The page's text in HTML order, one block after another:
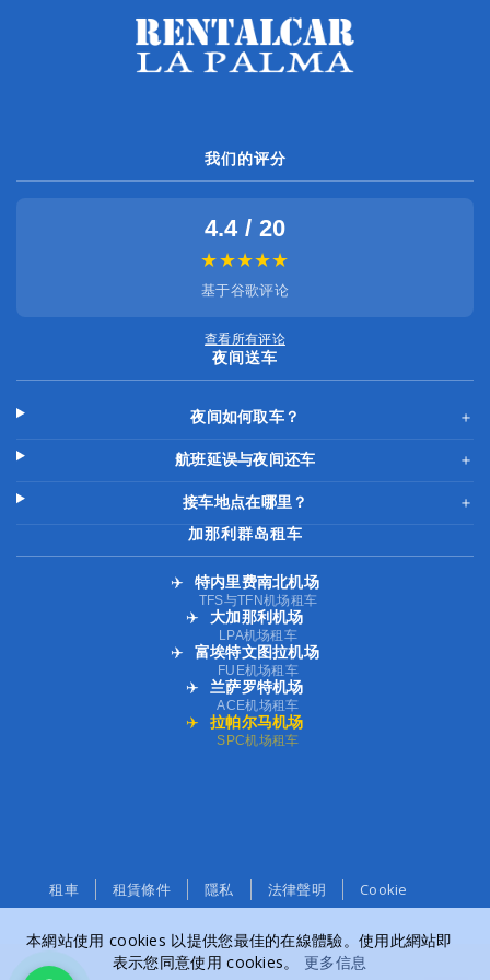
我们的评分
4.4 / 20
★★★★★
基于谷歌评论
查看所有评论
夜间送车
夜间如何取车？ ＋
航班延误与夜间还车 ＋
接车地点在哪里？
＋
加那利群岛租车
✈️ 特内里费南北机场
TFS与TFN机场租车
✈️ 大加那利机场
LPA机场租车
✈️ 富埃特文图拉机场
FUE机场租车
✈️ 兰萨罗特机场
ACE机场租车
✈️ 拉帕尔马机场
SPC机场租车
租車 租賃條件 隱私 法律聲明 Cookie
本網站使用 cookies 以提供您最佳的在線體驗。使用此網站即
表示您同意使用 cookies。 更多信息